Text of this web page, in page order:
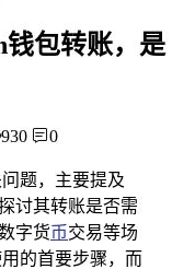
包转账，是
930 0
题，主要提及
讨其转账是否需
字货币交易等场
的首要步骤，而